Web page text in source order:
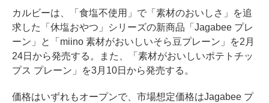
カルビーは、「食塩不使用」で「素材のおいしさ」を追
求した「休塩おやつ」シリーズの新商品「Jagabee プレ
ーン」と「miino 素材がおいしいそら豆プレーン」を2月
24日から発売する。また、「素材がおいしいポテトチッ
プス プレーン」を3月10日から発売する。
価格はいずれもオープンで、市場想定価格はJagabee プ